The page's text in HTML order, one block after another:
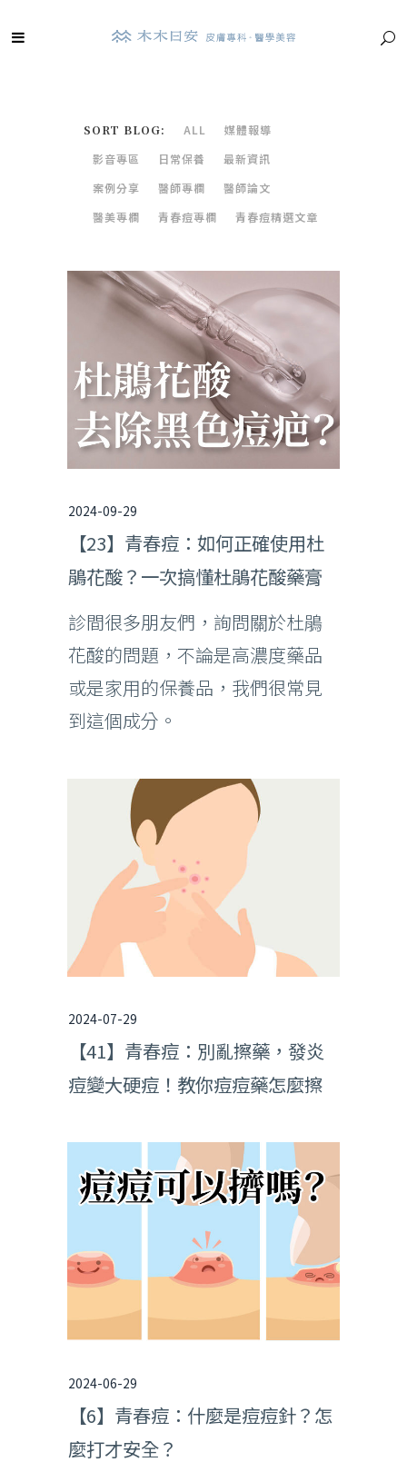
SORT BLOG: ALL
媒體報導
影音專區
日常保養
最新資訊
案例分享
醫師專欄
醫師論文
醫美專欄
青春痘專欄 青春痘精選文章
2024-09-29
【23】青春痘：如何正確使用杜
鵑花酸？一次搞懂杜鵑花酸藥膏
診間很多朋友們，詢問關於杜鵑
花酸的問題，不論是高濃度藥品
或是家用的保養品，我們很常見
到這個成分。
2024-07-29
【41】青春痘：別亂擦藥，發炎
痘變大硬痘！教你痘痘藥怎麼擦
2024-06-29
【6】青春痘：什麼是痘痘針？怎
麼打才安全？